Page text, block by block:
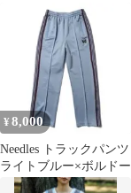
¥ 8,000
Needles トラックパンツ
ライトブルー×ボルドー